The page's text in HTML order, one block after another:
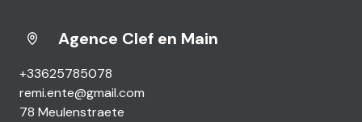
Agence Clef en Main
+33625785078
remi.ente@gmail.com
78 Meulenstraete